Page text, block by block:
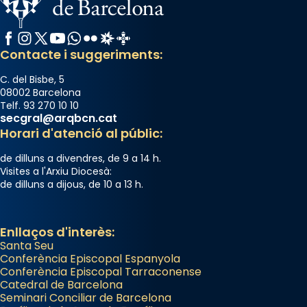
Manuel Blanch, amb aire d’òpera
italianitzant; s’interpreta per privilegi
pontifici, amb orquestra i cor, i té una
duració aproximada de tres hores. Després,
processó (recuperada el 1972) al voltant
del temple amb les relíquies de les santes.
Des de 1985 hi participa també un grup de
diablesses amb música i ball propis. Festa
«Si vols saber què és calor, ves per les
Santes a Mataró»🥵.
View on Facebook · Share
Arquebisbat de Barcelona
2 weeks ago
Facebook
Instagram
X / Twitter
YouTube
WhatsApp
FlickrRadio Estel
Catalunya Cristiana
Contacte i suggeriments:
C. del Bisbe, 5
08002 Barcelona
Telf. 93 270 10 10
secgral@arqbcn.cat
Horari d'atenció al públic:
de dilluns a divendres, de 9 a 14 h.
Visites a l'Arxiu Diocesà:
de dilluns a dijous, de 10 a 13 h.
Enllaços d'interès:
Santa Seu
Conferència Episcopal Espanyola
Conferència Episcopal Tarraconense
Catedral de Barcelona
Seminari Conciliar de Barcelona